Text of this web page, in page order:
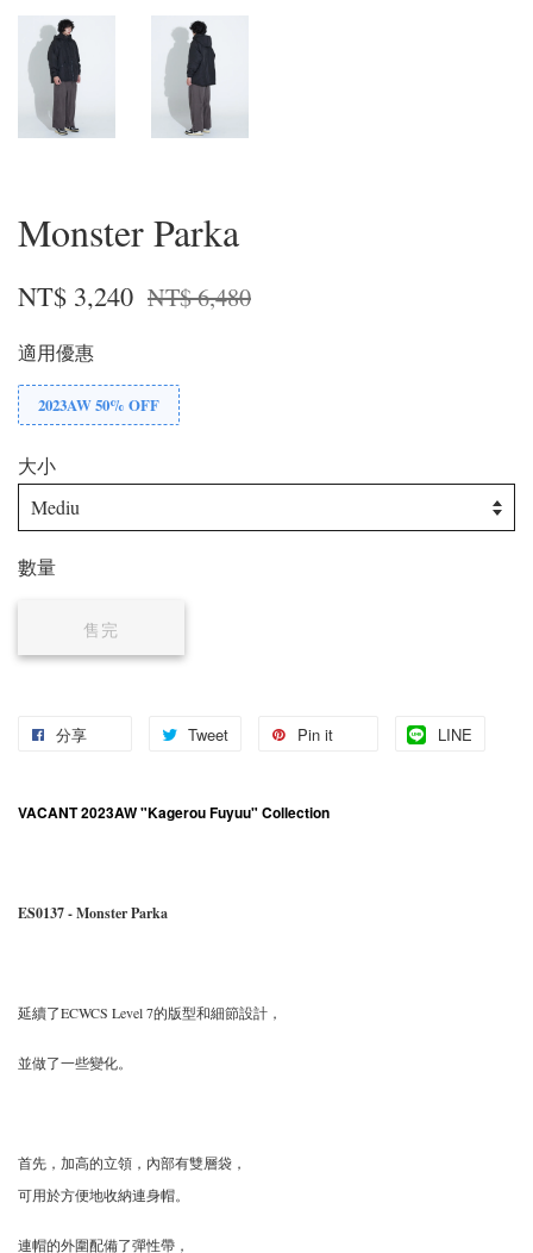
Monster Parka
NT$ 3,240 NT$ 6,480
適用優惠
2023AW 50% OFF
大小
數量
售完
分享 Tweet Pin it LINE
VACANT 2023AW "Kagerou Fuyuu" Collection
ES0137 - Monster Parka
延續了ECWCS Level 7的版型和細節設計，
並做了一些變化。
首先，加高的立領，內部有雙層袋，
可用於方便地收納連身帽。
連帽的外圍配備了彈性帶，